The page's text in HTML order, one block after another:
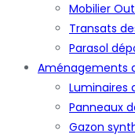
Mobilier
Transats
Parasol
Aménagements
Luminaires
Panneaux
Gazon